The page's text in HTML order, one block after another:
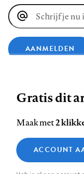
E-
mailadres
AANMELDEN
op
Facebook
op
LinkedIn
op
Footer
Contact Colofon
Gratis dit
Maak met2
ACCOUNT
Zie onze cookie policy
Analytische cookies